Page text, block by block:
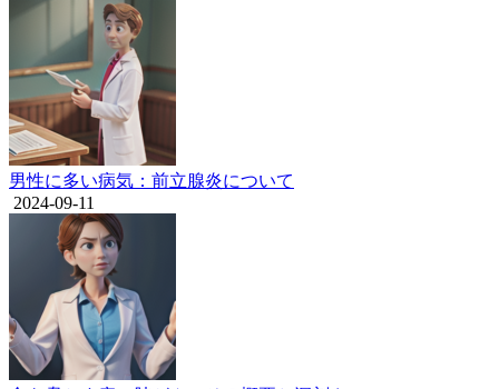
男性に多い病気：前立腺炎について
2024-09-11